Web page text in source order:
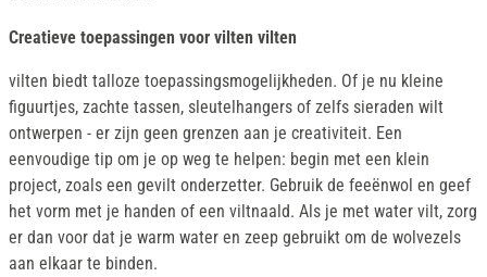
Creatieve toepassingen voor vilten vilten
vilten biedt talloze toepassingsmogelijkheden. Of je nu kleine
figuurtjes, zachte tassen, sleutelhangers of zelfs sieraden wilt
ontwerpen - er zijn geen grenzen aan je creativiteit. Een
eenvoudige tip om je op weg te helpen: begin met een klein
project, zoals een gevilt onderzetter. Gebruik de feeënwol en geef
het vorm met je handen of een viltnaald. Als je met water vilt, zorg
er dan voor dat je warm water en zeep gebruikt om de wolvezels
aan elkaar te binden.